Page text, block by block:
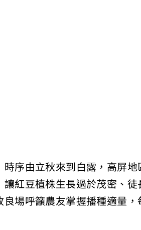
序由立秋來到白露，高屏
紅豆植株生長過於茂密、
場呼籲農友掌握播種適量